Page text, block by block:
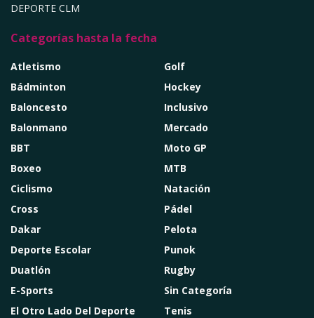
DEPORTE CLM
Categorías hasta la fecha
Atletismo
Bádminton
Baloncesto
Balonmano
BBT
Boxeo
Ciclismo
Cross
Dakar
Deporte Escolar
Duatlón
E-Sports
El Otro Lado Del Deporte
Golf
Hockey
Inclusivo
Mercado
Moto GP
MTB
Natación
Pádel
Pelota
Punok
Rugby
Sin Categoría
Tenis